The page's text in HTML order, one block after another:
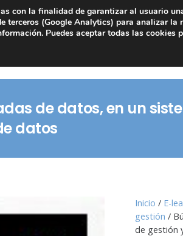
de datos, en un
datos
Inicio / E-
gestión /
de gestión
con la finalidad de garantizar al usuario
terceros (Google Analytics) para analizar
Puedes aceptar todas las cookies